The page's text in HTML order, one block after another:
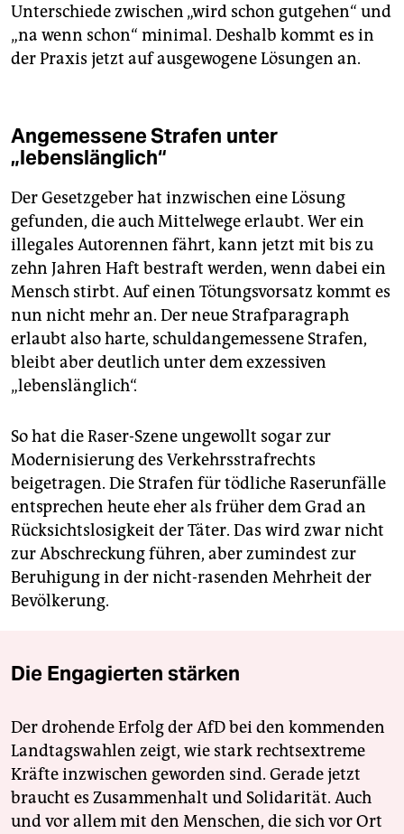
Unterschiede zwischen „wird schon gutgehen“ und
„na wenn schon“ minimal. Deshalb kommt es in
der Praxis jetzt auf ausgewogene Lösungen an.
Angemessene Strafen unter
„lebenslänglich“
Der Gesetzgeber hat inzwischen eine Lösung
gefunden, die auch Mittelwege erlaubt. Wer ein
illegales Autorennen fährt, kann jetzt mit bis zu
zehn Jahren Haft bestraft werden, wenn dabei ein
Mensch stirbt. Auf einen Tötungsvorsatz kommt es
nun nicht mehr an. Der neue Strafparagraph
erlaubt also harte, schuldangemessene Strafen,
bleibt aber deutlich unter dem exzessiven
„lebenslänglich“.
So hat die Raser-Szene ungewollt sogar zur
Modernisierung des Verkehrsstrafrechts
beigetragen. Die Strafen für tödliche Raserunfälle
entsprechen heute eher als früher dem Grad an
Rücksichtslosigkeit der Täter. Das wird zwar nicht
zur Abschreckung führen, aber zumindest zur
Beruhigung in der nicht-rasenden Mehrheit der
Bevölkerung.
Die Engagierten stärken
Der drohende Erfolg der AfD bei den kommenden
Landtagswahlen zeigt, wie stark rechtsextreme
Kräfte inzwischen geworden sind. Gerade jetzt
braucht es Zusammenhalt und Solidarität. Auch
und vor allem mit den Menschen, die sich vor Ort